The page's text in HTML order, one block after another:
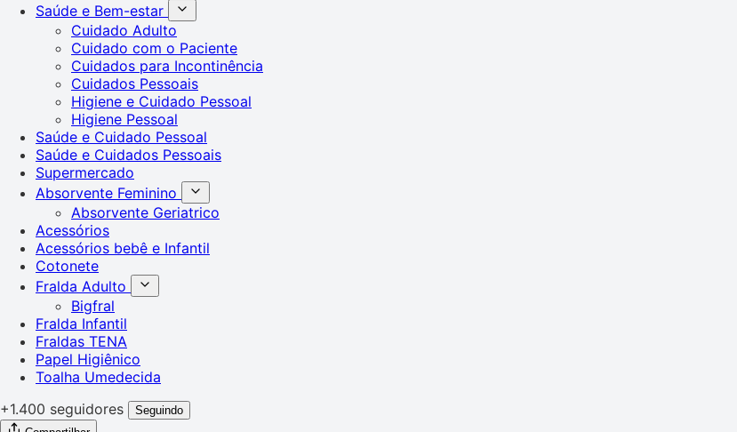
Saúde e Bem-estar
Cuidado Adulto
Cuidado com o Paciente
Cuidados para Incontinência
Cuidados Pessoais
Higiene e Cuidado Pessoal
Higiene Pessoal
Saúde e Cuidado Pessoal
Saúde e Cuidados Pessoais
Supermercado
Absorvente Feminino
Absorvente Geriatrico
Acessórios
Acessórios bebê e Infantil
Cotonete
Fralda Adulto
Bigfral
Fralda Infantil
Fraldas TENA
Papel Higiênico
Toalha Umedecida
+1.400 seguidores
Seguindo